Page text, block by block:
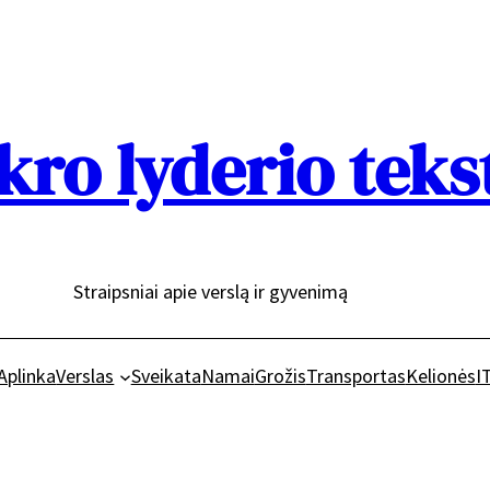
lyderio
Straipsniai apie verslą ir gyvenimą
Verslas SveikataNamaiGrožisTransportasKelionės